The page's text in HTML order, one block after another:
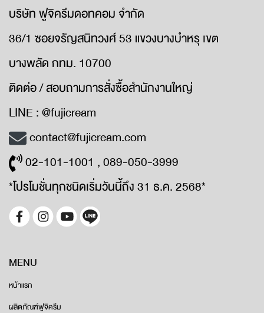
บริษัท ฟูจิครีมดอทคอม จำกัด
36/1 ซอยจรัญสนิทวงศ์ 53 แขวงบางบำหรุ เขต
บางพลัด กทม. 10700
ติดต่อ / สอบถามการสั่งซื้อสำนักงานใหญ่
LINE : @fujicream
contact@fujicream.com
02-101-1001 , 089-050-3999
*โปรโมชั่นทุกชนิดเริ่มวันนี้ถึง 31 ธ.ค. 2568*
MENU
หน้าแรก
ผลิตภัณฑ์ฟูจิครีม